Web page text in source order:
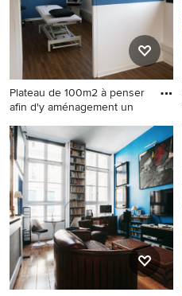
Plateau de 100m2 à penser
afin d'y aménagement un
Mittelgroßer Maritimer
Kraftraum mit blauer
Wandfarbe und braunem
Boden in Marseille